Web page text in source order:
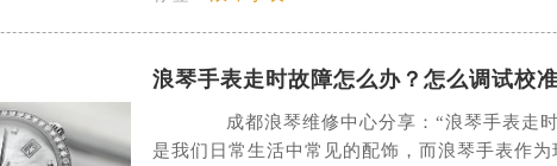
市历下区经十路11111号华润中心写字楼（万象城）15层1508室（
天河区天河路230号万菱汇国际中心写字楼A塔7层704室（需提
越秀区环市东路371-375号世界贸易中心大厦南塔写字楼15层
浪琴手表走时故障怎么办？怎么调试校
成都浪琴维修中心分享：“浪琴手表走时
是我们日常生活中常见的配饰，而浪琴手表作